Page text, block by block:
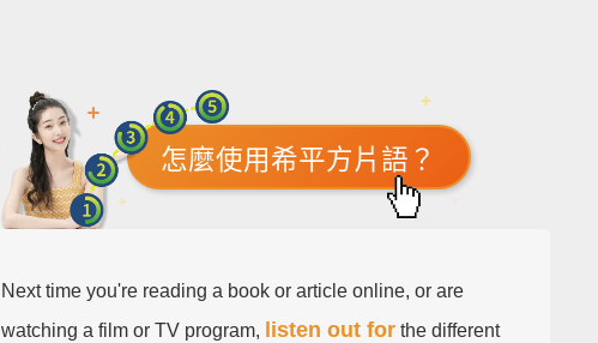
怎麼使用希平方片語？
Next time you're reading a book or article online, or are
watching a film or TV program, listen out for the different